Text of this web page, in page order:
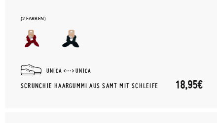
(2 FARBEN)
UNICA UNICA
SCRUNCHIE HAARGUMMI AUS SAMT MIT SCHLEIFE 18,95€